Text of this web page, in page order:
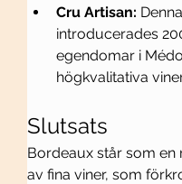
Cru Artisan:
introducerades
egendomar i
högkvalitativa
Slutsats
Bordeaux står som
av fina viner, som